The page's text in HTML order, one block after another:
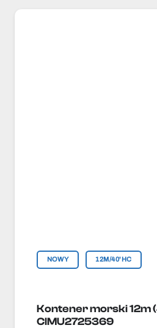
NOWY 12M/40'HC
Kontener morski 12m
CIMU2725369